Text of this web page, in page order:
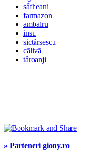
sâfheani
farmazon
ambairu
insu
sictârsescu
cãlivã
târoanji
» Parteneri giony.ro